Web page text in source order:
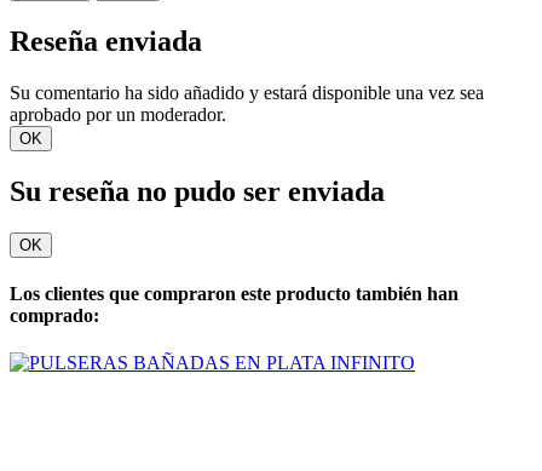
Reseña enviada
Su comentario ha sido añadido y estará disponible una vez sea
aprobado por un moderador.
OK
Su reseña no pudo ser enviada
OK
Los clientes que compraron este producto también han
comprado: